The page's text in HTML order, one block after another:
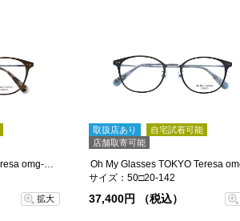
Oh My Glasses TOKYO Teresa omg-152-SBR-50
拡大
取扱店あり
自宅試着可能
店舗取寄可能
サイズ：50□20-142
37,400円 （税込）